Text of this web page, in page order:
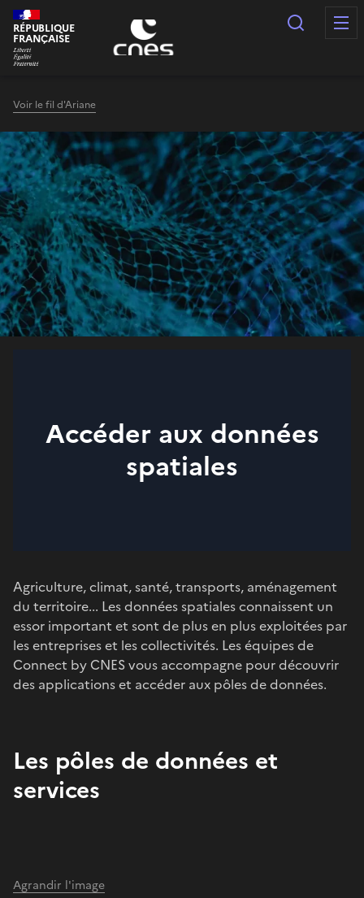
Panneau de gestion des cookies
RÉPUBLIQUE
FRANÇAISE
Voir le fil d'Ariane
Accéder aux données
spatiales
Agriculture, climat, santé, transports, aménagement
du territoire... Les données spatiales connaissent un
essor important et sont de plus en plus exploitées par
les entreprises et les collectivités. Les équipes de
Connect by CNES vous accompagne pour découvrir
des applications et accéder aux pôles de données.
Les pôles de données et
services
Agrandir l'image